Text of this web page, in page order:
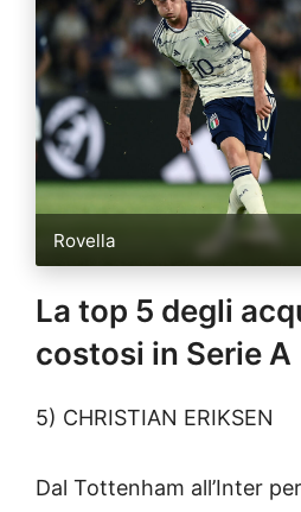
Rovella
La top 5 degli
costosi in Serie A
5) CHRISTIAN ERIKSEN
Dal Tottenham all’Inter